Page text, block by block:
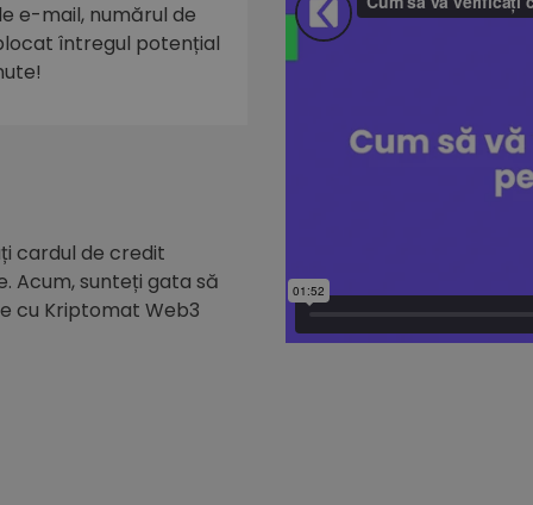
e-mail, numărul de
întregul potențial
cardul de credit
Acum, sunteți gata să
cu Kriptomat Web3